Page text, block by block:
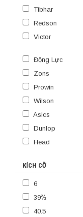
Tibhar
Redson
Victor
Động Lực
Zons
Prowin
Wilson
Asics
Dunlop
Head
KÍCH CỠ
6
39⅔
40.5